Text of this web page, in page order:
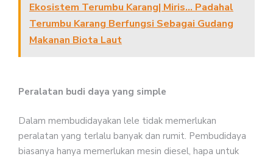
Ekosistem Terumbu Karang| Miris... Padahal
Terumbu Karang Berfungsi Sebagai Gudang
Makanan Biota Laut
Peralatan budi daya yang simple
Dalam membudidayakan lele tidak memerlukan
peralatan yang terlalu banyak dan rumit. Pembudidaya
biasanya hanya memerlukan mesin diesel, hapa untuk